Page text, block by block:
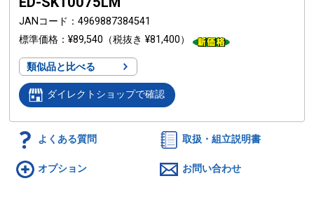
JANコード
4969887384541
標準価格
¥89,540 （税抜き ¥81,400）
類似品と比べる
ダイレクトショップで確認
よくある質問 取扱・組立説明書
オプション お問い合わせ